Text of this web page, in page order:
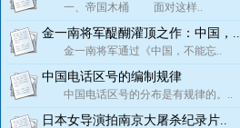
一、帝国木桶 面对这样..
金一南将军醍醐灌顶之作：中国，..
金一南将军通过《中国，不能忘..
中国电话区号的编制规律
中国电话区号的分布是有规律的。..
日本女导演拍南京大屠杀纪录片..